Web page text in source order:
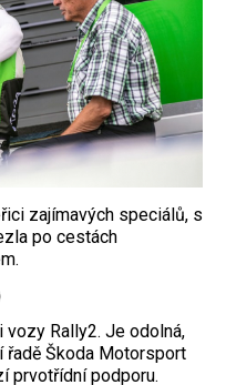
zajímavých speciálů, s
po cestách
vozy Rall­y2. Je odolná,
řadě Škoda Motorsport
prvotřídní pod­poru.